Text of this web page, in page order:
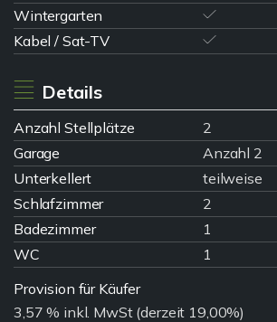
Wintergarten
Kabel / Sat-TV
Details
Anzahl Stellplätze
2
Garage
Anzahl 2
Unterkellert
teilweise
Schlafzimmer
2
Badezimmer
1
WC
1
Provision für Käufer
3,57 % inkl. MwSt (derzeit 19,00%)